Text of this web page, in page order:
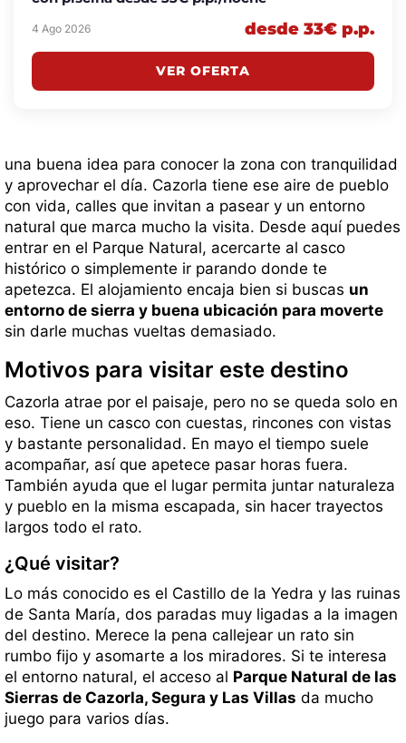
4 Ago 2026 desde 33€ p.p.
VER OFERTA
una buena idea para conocer la zona con tranquilidad
y aprovechar el día. Cazorla tiene ese aire de pueblo
con vida, calles que invitan a pasear y un entorno
natural que marca mucho la visita. Desde aquí puedes
entrar en el Parque Natural, acercarte al casco
histórico o simplemente ir parando donde te
apetezca. El alojamiento encaja bien si buscas un
entorno de sierra y buena ubicación para moverte
sin darle muchas vueltas demasiado.
Motivos para visitar este destino
Cazorla atrae por el paisaje, pero no se queda solo en
eso. Tiene un casco con cuestas, rincones con vistas
y bastante personalidad. En mayo el tiempo suele
acompañar, así que apetece pasar horas fuera.
También ayuda que el lugar permita juntar naturaleza
y pueblo en la misma escapada, sin hacer trayectos
largos todo el rato.
¿Qué visitar?
Lo más conocido es el Castillo de la Yedra y las ruinas
de Santa María, dos paradas muy ligadas a la imagen
del destino. Merece la pena callejear un rato sin
rumbo fijo y asomarte a los miradores. Si te interesa
el entorno natural, el acceso al Parque Natural de las
Sierras de Cazorla, Segura y Las Villas da mucho
juego para varios días.